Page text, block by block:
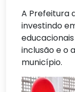
A Prefeitura
investindo
inclusão e o
município.